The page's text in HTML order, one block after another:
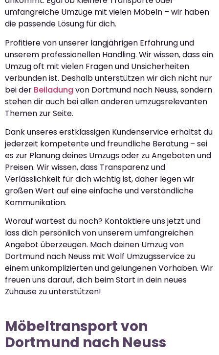
umfangreiche Umzüge mit vielen Möbeln – wir haben
die passende Lösung für dich.
Profitiere von unserer langjährigen Erfahrung und
unserem professionellen Handling. Wir wissen, dass ein
Umzug oft mit vielen Fragen und Unsicherheiten
verbunden ist. Deshalb unterstützen wir dich nicht nur
bei der Beiladung von Dortmund nach Neuss, sondern
stehen dir auch bei allen anderen umzugsrelevanten
Themen zur Seite.
Dank unseres erstklassigen Kundenservice erhältst du
jederzeit kompetente und freundliche Beratung – sei
es zur Planung deines Umzugs oder zu Angeboten und
Preisen. Wir wissen, dass Transparenz und
Verlässlichkeit für dich wichtig ist, daher legen wir
großen Wert auf eine einfache und verständliche
Kommunikation.
Worauf wartest du noch? Kontaktiere uns jetzt und
lass dich persönlich von unserem umfangreichen
Angebot überzeugen. Mach deinen Umzug von
Dortmund nach Neuss mit Wolf Umzugsservice zu
einem unkomplizierten und gelungenen Vorhaben. Wir
freuen uns darauf, dich beim Start in dein neues
Zuhause zu unterstützen!
Möbeltransport von
Dortmund nach Neuss